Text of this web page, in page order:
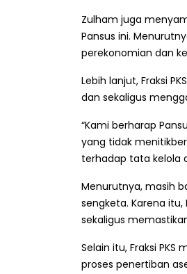
Zulham juga
Pansus ini.
perekonomian dan
Lebih lanjut, Fraksi
dan sekaligus
“Kami berharap
yang tidak
terhadap tata kelola
Menurutnya, masih
sengketa. Karena
sekaligus
Selain itu, Fraksi
proses penertiban